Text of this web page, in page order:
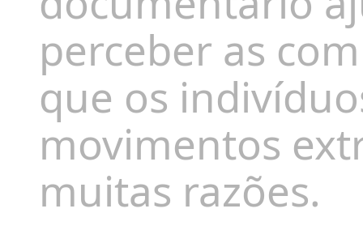
perceber as
que os
movimentos
muitas razões.